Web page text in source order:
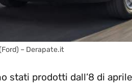
– Derapate.it
stati prodotti dall’8 di